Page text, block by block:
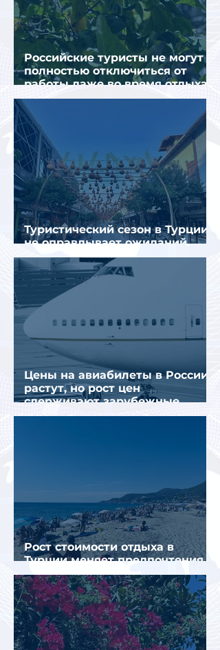
Российские туристы не могут
полностью отключиться от
работы даже во время отдыха
в Турции
Туристический сезон в Турции
не оправдывает ожиданий
отрасли
Цены на авиабилеты в России
растут, но рост цен
сдерживают зарубежные
конкуренты
Рост стоимости отдыха в
Турции меняет предпочтения
туристов